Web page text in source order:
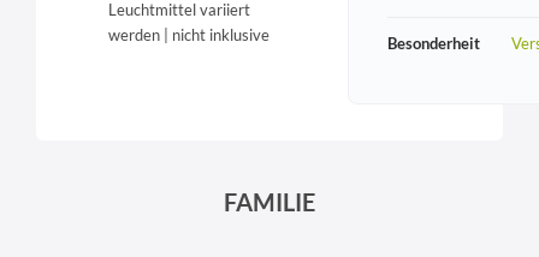
Leuchtmittel variiert
werden | nicht inklusive
Besonderheit
FAMILIE